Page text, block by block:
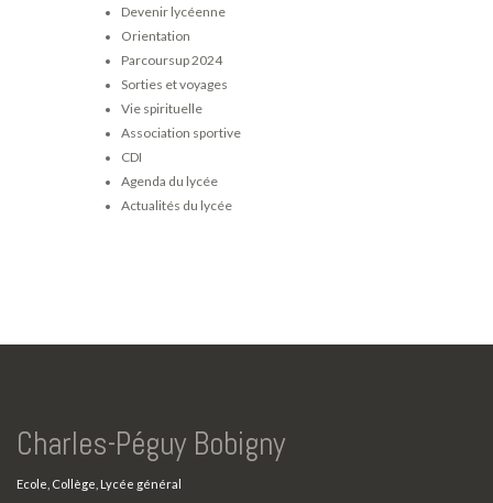
Devenir lycéenne
Orientation
Parcoursup 2024
Sorties et voyages
Vie spirituelle
Association sportive
CDI
Agenda du lycée
Actualités du lycée
Charles-Péguy Bobigny
Ecole, Collège, Lycée général